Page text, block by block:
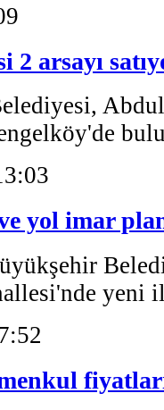
2 arsayı
yol imar
yeni